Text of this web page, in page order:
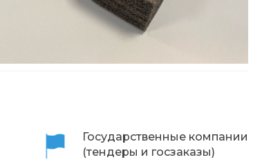
Государственные компании
(тендеры и госзаказы)